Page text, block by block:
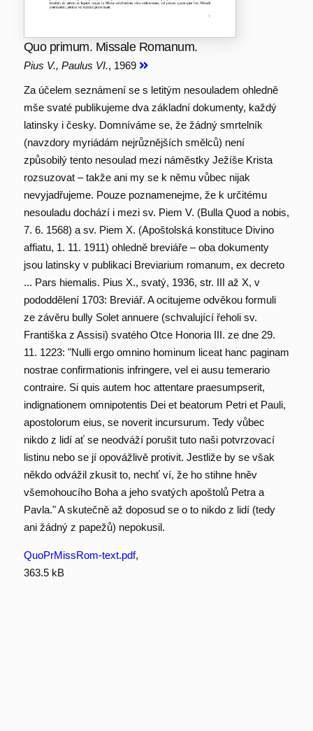
Quo primum. Missale Romanum.
Pius V., Paulus VI., 1969
Za účelem seznámení se s letitým nesouladem ohledně
mše svaté publikujeme dva základní dokumenty, každý
latinsky i česky. Domníváme se, že žádný smrtelník
(navzdory myriádám nejrůznějších smělců) není
způsobilý tento nesoulad mezi náměstky Ježíše Krista
rozsuzovat – takže ani my se k němu vůbec nijak
nevyjadřujeme. Pouze poznamenejme, že k určitému
nesouladu dochází i mezi sv. Piem V. (Bulla Quod a nobis,
7. 6. 1568) a sv. Piem X. (Apoštolská konstituce Divino
affiatu, 1. 11. 1911) ohledně breviáře – oba dokumenty
jsou latinsky v publikaci Breviarium romanum, ex decreto
... Pars hiemalis. Pius X., svatý, 1936, str. III až X, v
pododdělení 1703: Breviář. A ocitujeme odvěkou formuli
ze závěru bully Solet annuere (schvalující řeholi sv.
Františka z Assisi) svatého Otce Honoria III. ze dne 29.
11. 1223: "Nulli ergo omnino hominum liceat hanc paginam
nostrae confirmationis infringere, vel ei ausu temerario
contraire. Si quis autem hoc attentare praesumpserit,
indignationem omnipotentis Dei et beatorum Petri et Pauli,
apostolorum eius, se noverit incursurum. Tedy vůbec
nikdo z lidí ať se neodváží porušit tuto naši potvrzovací
listinu nebo se jí opovážlivě protivit. Jestliže by se však
někdo odvážil zkusit to, nechť ví, že ho stihne hněv
všemohoucího Boha a jeho svatých apoštolů Petra a
Pavla." A skutečně až doposud se o to nikdo z lidí (tedy
ani žádný z papežů) nepokusil.
QuoPrMissRom-text.pdf,
363.5 kB